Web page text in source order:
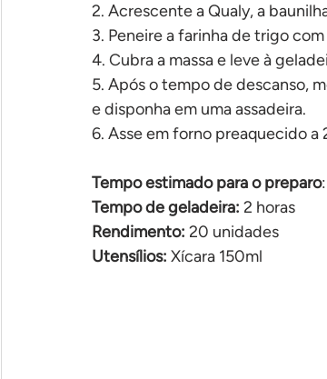
2. Acrescente a Qualy, a
3. Peneire a farinha de trigo
4. Cubra a massa e leve à
5. Após o tempo de descanso,
e disponha em uma assadeira.
6. Asse em forno preaquecido a
Tempo estimado para o preparo
Tempo de geladeira: 2 horas
Rendimento: 20 unidades
Utensílios: Xícara 150ml